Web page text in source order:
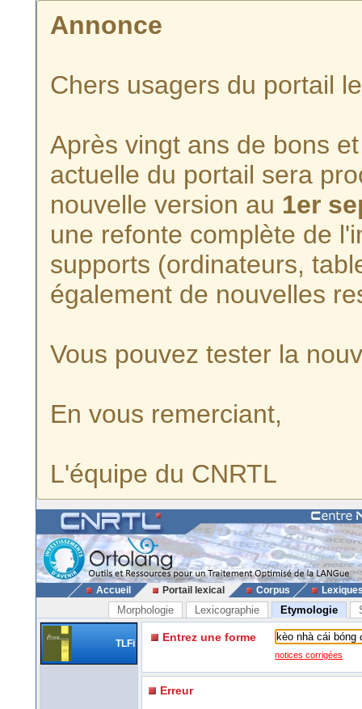
Annonce
Chers usagers du portail
Après vingt ans de bons
actuelle du portail sera
nouvelle version au 1er
une refonte complète de
supports (ordinateurs,
également de nouvelles
Vous pouvez tester la
En vous remerciant,
L'équipe du CNRTL
Accueil Portail lexical Corpus
Morphologie Lexicographie Etymologie
TLFi Entrez une forme
notices corrigées
Erreur